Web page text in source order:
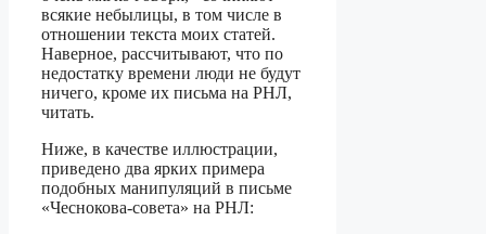
всякие небылицы, в том числе в
отношении текста моих статей.
Наверное, рассчитывают, что по
недостатку времени люди не будут
ничего, кроме их письма на РНЛ,
читать.
Ниже, в качестве иллюстрации,
приведено два ярких примера
подобных манипуляций в письме
«Чеснокова-совета» на РНЛ: